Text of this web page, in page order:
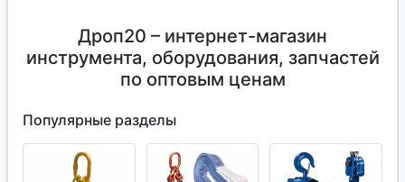
Дроп20 – интернет-магазин
инструмента, оборудования, запчастей
по оптовым ценам
Популярные разделы